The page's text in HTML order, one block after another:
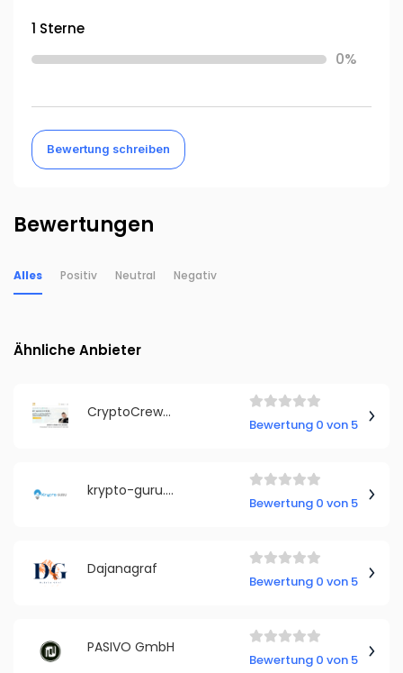
1 Sterne
0%
Bewertung schreiben
Bewertungen
Alles Positiv Neutral Negativ
Ähnliche Anbieter
CryptoCrew21.eth
Bewertung 0 von 5
krypto-guru.de
Bewertung 0 von 5
Dajanagraf
Bewertung 0 von 5
PASIVO GmbH
Bewertung 0 von 5